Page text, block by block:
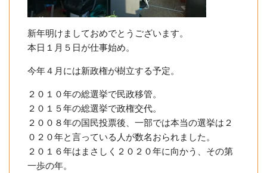
新年明けましておめでとうございます。
本日１月５日が仕事始め。
今年４月には新政権が樹立する予定。
２０１０年の総選挙で民政移管。
２０１５年の総選挙で政権交代。
２００８年の国民投票後、一部では本当の選挙は２
０２０年と言っている人が数名おられました。
２０１６年はまさしく２０２０年に向かう、その第
一歩の年。